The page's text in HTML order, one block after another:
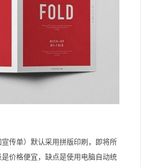
传单）默认采用拼版印刷，即将所
价格便宜，缺点是使用电脑自动统